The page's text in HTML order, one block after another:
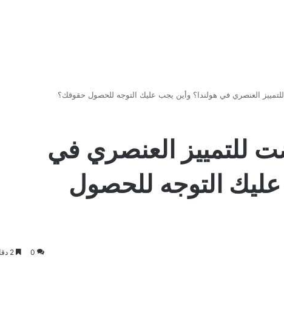
العنصري في هولندا؟ وأين يجب عليك التوجه للحصول حقوقك؟
للتمييز العنصري في
التوجه للحصول
0